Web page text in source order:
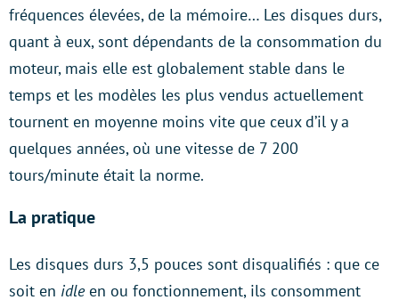
fréquences élevées, de la mémoire… Les disques durs,
quant à eux, sont dépendants de la consommation du
moteur, mais elle est globalement stable dans le
temps et les modèles les plus vendus actuellement
tournent en moyenne moins vite que ceux d’il y a
quelques années, où une vitesse de 7 200
tours/minute était la norme.
La pratique
Les disques durs 3,5 pouces sont disqualifiés : que ce
soit en idleen ou fonctionnement, ils consomment